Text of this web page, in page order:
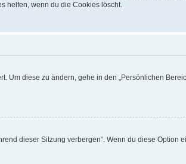
helfen, wenn du die Cookies löscht.
diese zu ändern, gehe in den „Persönlichen
dieser Sitzung verbergen“. Wenn du diese